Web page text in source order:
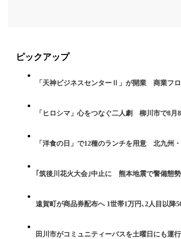
ピックアップ
「天神ビジネスセンターⅡ」が開業 商業フロ
「ヒロシマ」心をつなぐ二人劇 柳川市で8月
「洋食の日」で12種のランチを用意 北九州
｢筑後川花火大会｣中止に 熊本地震で警備態
遠賀町が商品券配布へ 1世帯1万円､2人目以降
田川市がコミュニティーバスを土曜日にも運